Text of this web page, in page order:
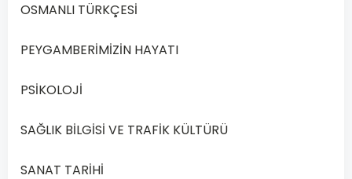
OSMANLI TÜRKÇESİ
PEYGAMBERİMİZİN HAYATI
PSİKOLOJİ
SAĞLIK BİLGİSİ VE TRAFİK KÜLTÜRÜ
SANAT TARİHİ